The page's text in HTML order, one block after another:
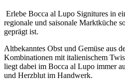
Erlebe Bocca al Lupo Signitures in
regionale und saisonale Marktküche
geprägt ist.
Altbekanntes Obst und Gemüse aus
Kombinationen mit italienischem
liegt dabei im Bocca al Lupo immer
und Herzblut im Handwerk.